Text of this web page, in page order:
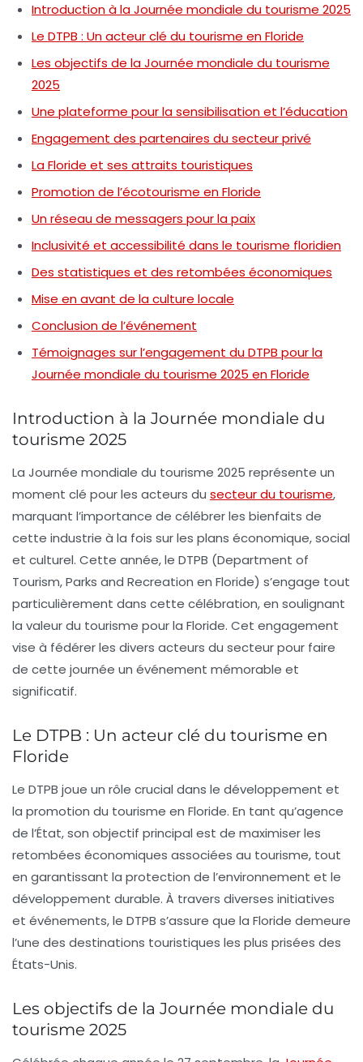
Introduction à la Journée mondiale du tourisme 2025
Le DTPB : Un acteur clé du tourisme en Floride
Les objectifs de la Journée mondiale du tourisme
2025
Une plateforme pour la sensibilisation et l’éducation
Engagement des partenaires du secteur privé
La Floride et ses attraits touristiques
Promotion de l’écotourisme en Floride
Un réseau de messagers pour la paix
Inclusivité et accessibilité dans le tourisme floridien
Des statistiques et des retombées économiques
Mise en avant de la culture locale
Conclusion de l’événement
Témoignages sur l’engagement du DTPB pour la
Journée mondiale du tourisme 2025 en Floride
Introduction à la Journée mondiale du
tourisme 2025
La Journée mondiale du tourisme 2025 représente un
moment clé pour les acteurs du secteur du tourisme,
marquant l’importance de célébrer les bienfaits de
cette industrie à la fois sur les plans économique, social
et culturel. Cette année, le DTPB (Department of
Tourism, Parks and Recreation en Floride) s’engage tout
particulièrement dans cette célébration, en soulignant
la valeur du tourisme pour la Floride. Cet engagement
vise à fédérer les divers acteurs du secteur pour faire
de cette journée un événement mémorable et
significatif.
Le DTPB : Un acteur clé du tourisme en
Floride
Le DTPB joue un rôle crucial dans le développement et
la promotion du tourisme en Floride. En tant qu’agence
de l’État, son objectif principal est de maximiser les
retombées économiques associées au tourisme, tout
en garantissant la protection de l’environnement et le
développement durable. À travers diverses initiatives
et événements, le DTPB s’assure que la Floride demeure
l’une des destinations touristiques les plus prisées des
États-Unis.
Les objectifs de la Journée mondiale du
tourisme 2025